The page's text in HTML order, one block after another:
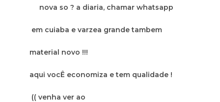
nova so ? a diaria, chamar whatsapp
em cuiaba e varzea grande tambem
material novo !!!
aqui vocÊ economiza e tem qualidade !
(( venha ver ao